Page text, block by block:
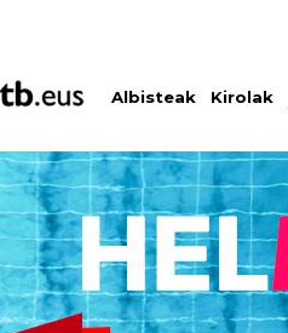
Albisteak Kirolak